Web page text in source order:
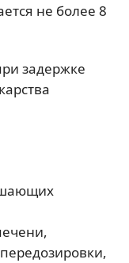
не более 8
задержке